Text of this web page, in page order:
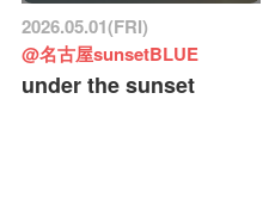
2026.05.01(FRI)
@名古屋sunsetBLUE
under the sunset